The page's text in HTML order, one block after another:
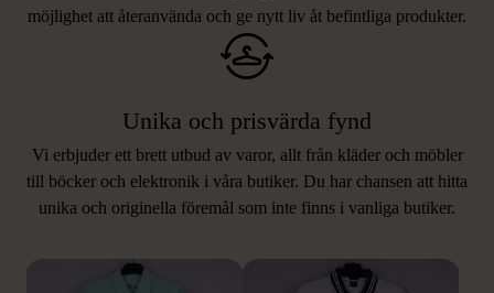
möjlighet att återanvända och ge nytt liv åt befintliga produkter.
Unika och prisvärda fynd
Vi erbjuder ett brett utbud av varor, allt från kläder och möbler
till böcker och elektronik i våra butiker. Du har chansen att hitta
unika och originella föremål som inte finns i vanliga butiker.
LIKNANDE PRODUKTER
Hitta produkter som påminner om denna